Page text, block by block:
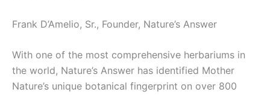
Frank D’Amelio, Sr., Founder, Nature’s Answer
With one of the most comprehensive herbariums in
the world, Nature’s Answer has identified Mother
Nature’s unique botanical fingerprint on over 800